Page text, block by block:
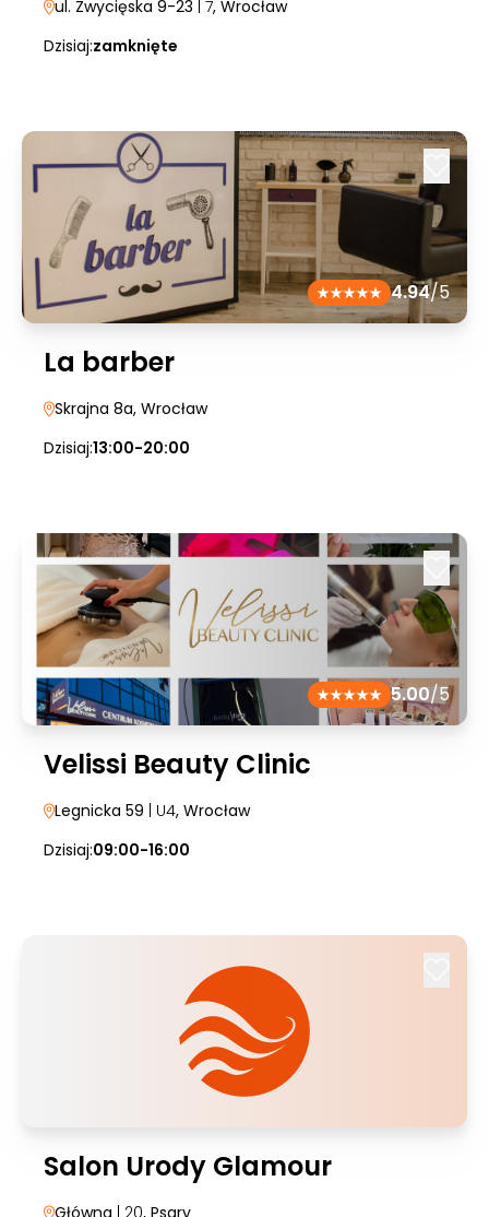
ul. Zwycięska 9-23 | 7, Wrocław
Dzisiaj:zamknięte
4.94/5
La barber
Skrajna 8a, Wrocław
Dzisiaj:13:00-20:00
5.00/5
Velissi Beauty Clinic
Legnicka 59 | U4, Wrocław
Dzisiaj:09:00-16:00
Salon Urody Glamour
Główna | 20, Psary